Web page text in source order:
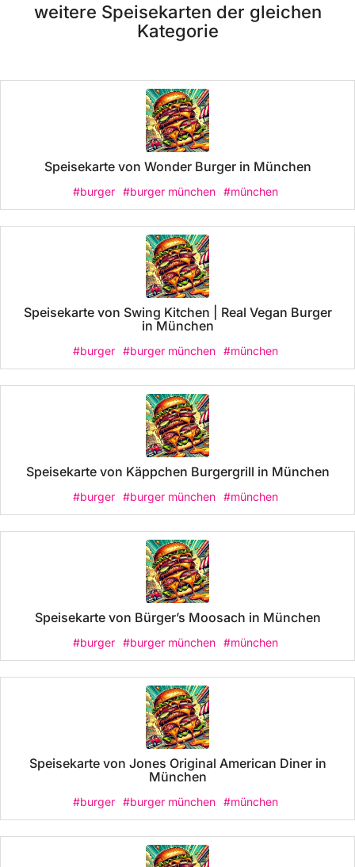
weitere Speisekarten der gleichen
Kategorie
Speisekarte von Wonder Burger in München
#burger #burger münchen #münchen
Speisekarte von Swing Kitchen | Real Vegan Burger
in München
#burger #burger münchen #münchen
Speisekarte von Käppchen Burgergrill in München
#burger #burger münchen #münchen
Speisekarte von Bürger’s Moosach in München
#burger #burger münchen #münchen
Speisekarte von Jones Original American Diner in
München
#burger #burger münchen #münchen